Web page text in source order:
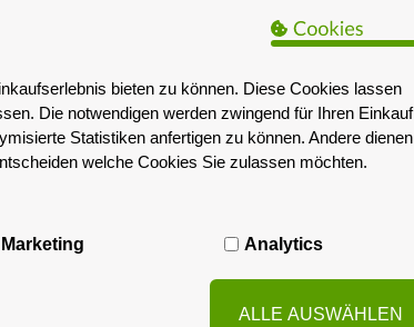
Artikel
bieten zu können. Diese Cookies lassen
Die notwendigen werden zwingend für Ihren Einkauf
Statistiken anfertigen zu können. Andere dienen
welche Cookies Sie zulassen möchten.
Marketing Analytics
ALLE AUSWÄHLEN